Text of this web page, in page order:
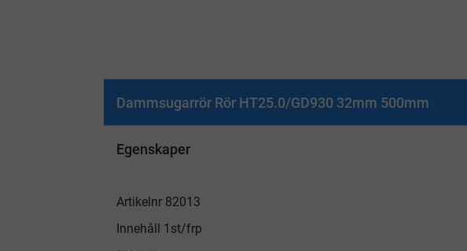
Dammsugarrör Rör HT25.0/GD930 32mm 500mm
Egenskaper
Artikelnr 82013
Innehåll 1st/frp